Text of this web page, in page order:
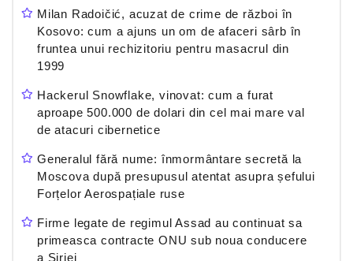
Milan Radoičić, acuzat de crime de război în
Kosovo: cum a ajuns un om de afaceri sârb în
fruntea unui rechizitoriu pentru masacrul din
1999
Hackerul Snowflake, vinovat: cum a furat
aproape 500.000 de dolari din cel mai mare val
de atacuri cibernetice
Generalul fără nume: înmormântare secretă la
Moscova după presupusul atentat asupra șefului
Forțelor Aerospațiale ruse
Firme legate de regimul Assad au continuat sa
primeasca contracte ONU sub noua conducere
a Siriei